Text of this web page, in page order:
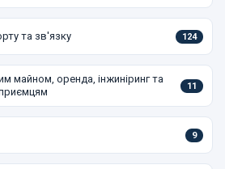
та зв'язку 124
майном, оренда, інжиніринг та
11
9